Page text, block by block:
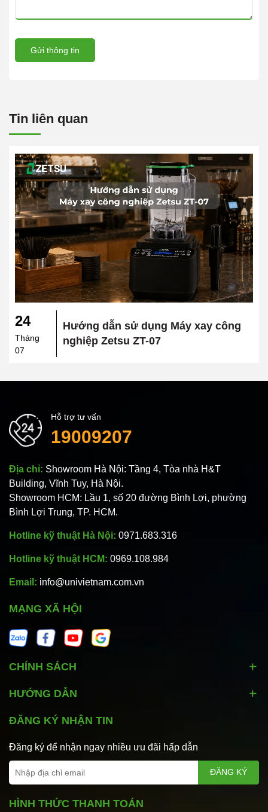
Gửi thông tin
Tin liên quan
24
Tháng
07
Hướng dẫn sử dụng Máy xay công
nghiệp Zetsu ZT-07
Hỗ trợ tư vấn
19009207
Địa chỉ: Showroom Hà Nội: Tầng 4, Tòa nhà H&T
Building, Vĩnh Tuy, Hà Nội.
Showroom HCM: Lầu 1, số 20 đường Bình Lợi, phường
Bình Lợi Trung, TP. HCM.
Hotline kỹ thuật Hà Nội: 0971.683.316
Hotline kỹ thuật HCM: 0969.108.984
Email: info@univietnam.com.vn
MẠNG XÃ HỘI
CHÍNH SÁCH
HƯỚNG DẪN
ĐĂNG KÝ NHẬN TIN
Đăng ký để nhận ngay nhiều ưu đãi hấp dẫn
ĐĂNG KÝ
HÌNH THỨC THANH TOÁN